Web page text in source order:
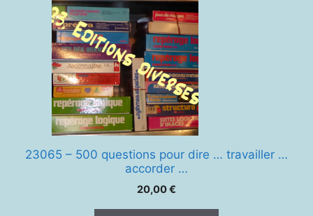
23065 – 500 questions pour dire … travailler …
accorder …
20,00€